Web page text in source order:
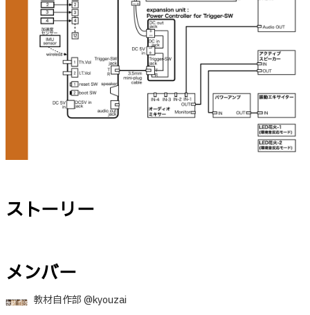
ストーリー
メンバー
教材自作部 @kyouzai